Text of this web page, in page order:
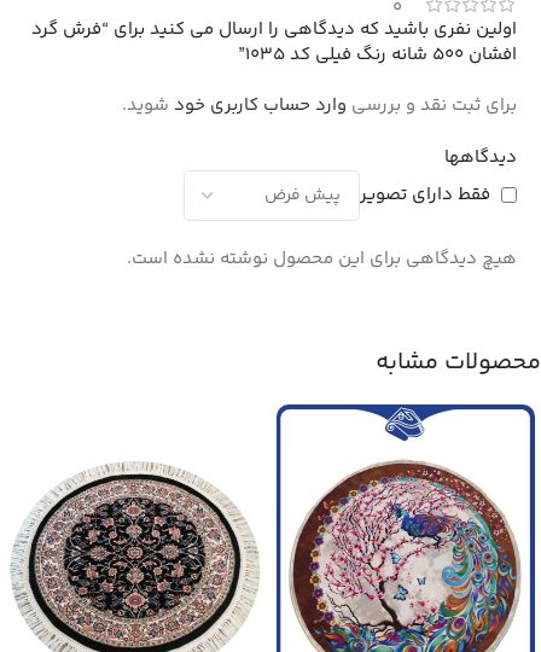
0
دیدگاهها
فقط دارای تصویر
هیچ دیدگاهی برای این محصول نوشته نشده است.
اولین نفری باشید که دیدگاهی را ارسال می کنید برای “فرش گرد
افشان 500 شانه رنگ فیلی کد 1035”
برای ثبت نقد و بررسی وارد حساب کاربری خود شوید.
محصولات مشابه